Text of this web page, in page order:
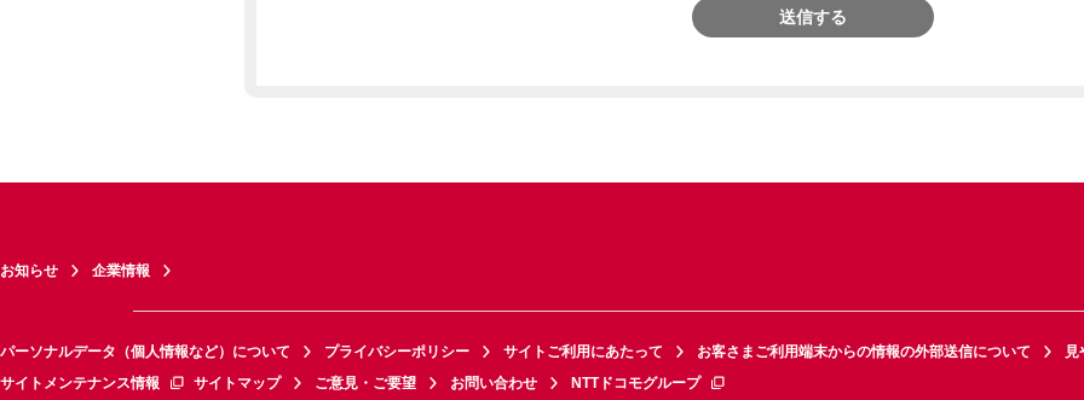
送信する
お知らせ 企業情報
パーソナルデータ（個人情報など）について プライバシーポリシー サイトご利用にあたって お客さまご利用端末からの情報の外部送信について
見
サイトメンテナンス情報
サイトマップ ご意見・ご要望 お問い合わせ NTTドコモグループ